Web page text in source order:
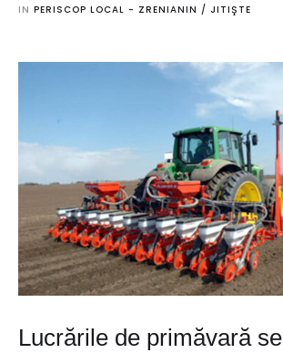
IN PERISCOP LOCAL - ZRENIANIN / JITIŞTE
Lucrările de primăvară se